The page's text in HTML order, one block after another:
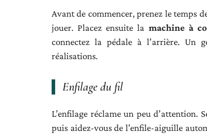
Avant de commencer, prenez le temps
jouer. Placez ensuite la machine à
connectez la pédale à l’arrière. Un
réalisations.
Enfilage du fil
L’enfilage réclame un peu d’attention.
puis aidez-vous de l’enfile-aiguille